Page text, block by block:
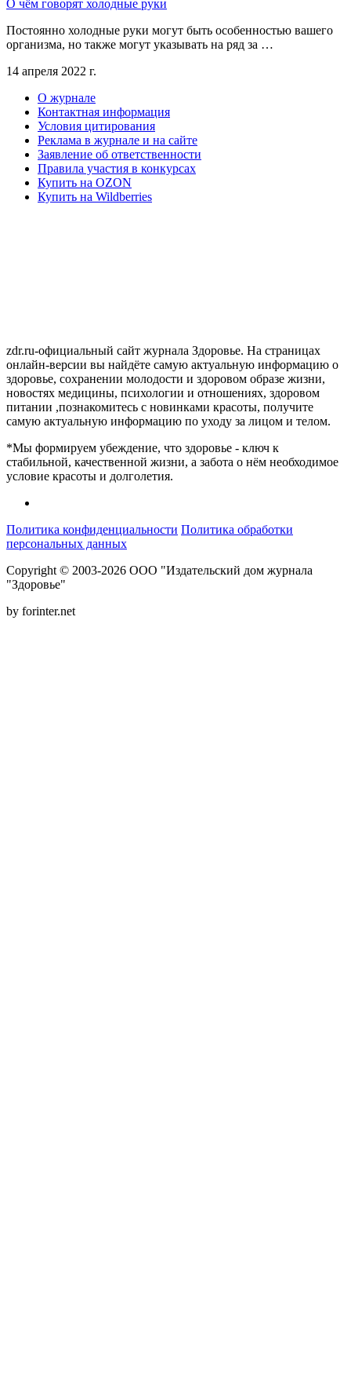
О чём говорят холодные руки
Постоянно холодные руки могут быть особенностью вашего
организма, но также могут указывать на ряд за …
14 апреля 2022 г.
О журнале
Контактная информация
Условия цитирования
Реклама в журнале и на сайте
Заявление об ответственности
Правила участия в конкурсах
Купить на OZON
Купить на Wildberries
zdr.ru-официальный сайт журнала Здоровье. На страницах
онлайн-версии вы найдёте самую актуальную информацию о
здоровье, сохранении молодости и здоровом образе жизни,
новостях медицины, психологии и отношениях, здоровом
питании ,познакомитесь с новинками красоты, получите
самую актуальную информацию по уходу за лицом и телом.
*Мы формируем убеждение, что здоровье - ключ к
стабильной, качественной жизни, а забота о нём необходимое
условие красоты и долголетия.
Политика конфиденциальности Политика обработки
персональных данных
Copyright © 2003-2026 ООО "Издательский дом журнала
"Здоровье"
by forinter.net